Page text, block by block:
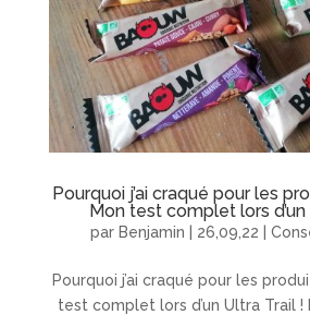
Pourquoi j’ai craqué pour les
Mon test complet lors d’un
par Benjamin 26,09,22 |
Pourquoi j’ai craqué pour les
test complet lors d’un Ultra Trail !